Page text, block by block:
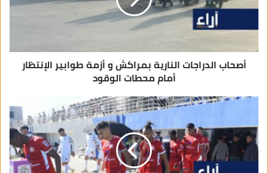
ي
أصحاب الدراجات النارية بمراكش و أزمة طوابير الإنتظار
أمام محطات الوقود